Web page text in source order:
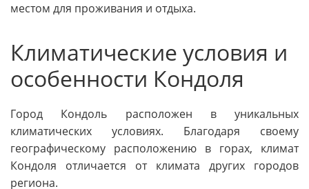
местом для проживания и отдыха.
Климатические условия и
особенности Кондоля
Город Кондоль расположен в уникальных
климатических условиях. Благодаря своему
географическому расположению в горах, климат
Кондоля отличается от климата других городов
региона.